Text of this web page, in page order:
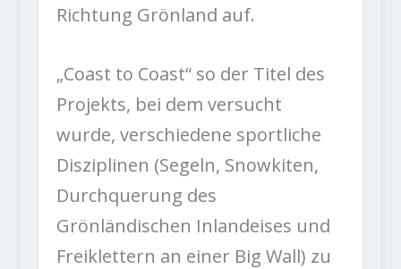
Richtung Grönland auf.
„Coast to Coast“ so der Titel des
Projekts, bei dem versucht
wurde, verschiedene sportliche
Disziplinen (Segeln, Snowkiten,
Durchquerung des
Grönländischen Inlandeises und
Freiklettern an einer Big Wall) zu